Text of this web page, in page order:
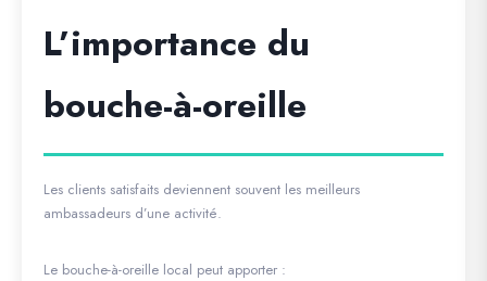
L’importance du
bouche-à-oreille
Les clients satisfaits deviennent souvent les meilleurs
ambassadeurs d’une activité.
Le bouche-à-oreille local peut apporter :